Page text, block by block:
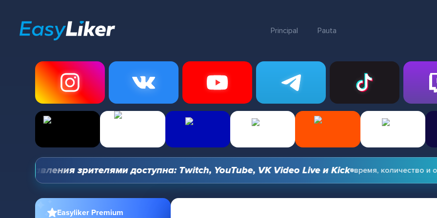
Principal Pauta
управления зрителями доступна: Twitch, YouTube, VK Video Live и Kick время, количество и
Easyliker Premium